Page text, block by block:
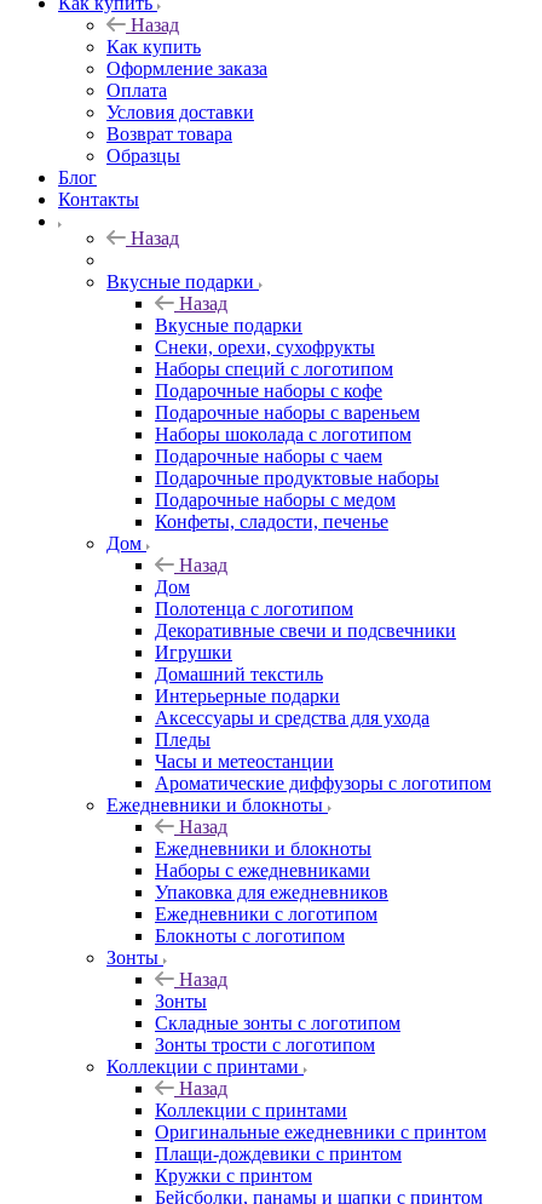
Назад
Как купить
Оформление заказа
Оплата
Условия доставки
Возврат товара
Образцы
Блог
Контакты
Назад
Вкусные подарки
Назад
Вкусные подарки
Снеки, орехи, сухофрукты
Наборы специй с логотипом
Подарочные наборы с кофе
Подарочные наборы с вареньем
Наборы шоколада с логотипом
Подарочные наборы с чаем
Подарочные продуктовые наборы
Подарочные наборы с медом
Конфеты, сладости, печенье
Дом
Назад
Дом
Полотенца с логотипом
Декоративные свечи и подсвечники
Игрушки
Домашний текстиль
Интерьерные подарки
Аксессуары и средства для ухода
Пледы
Часы и метеостанции
Ароматические диффузоры с логотипом
Ежедневники и блокноты
Назад
Ежедневники и блокноты
Наборы с ежедневниками
Упаковка для ежедневников
Ежедневники с логотипом
Блокноты с логотипом
Зонты
Назад
Зонты
Складные зонты с логотипом
Зонты трости с логотипом
Коллекции с принтами
Назад
Коллекции с принтами
Оригинальные ежедневники с принтом
Плащи-дождевики с принтом
Кружки с принтом
Бейсболки, панамы и шапки с принтом